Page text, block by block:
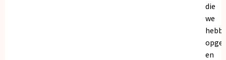
die
we
en